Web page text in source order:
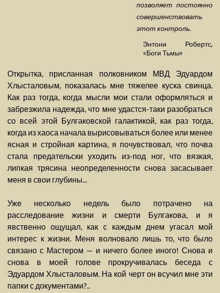
позволяет постоянно
совершенствовать
этот контроль.
Энтони Робертс,
«Боги Тьмы»
Открытка, присланная полковником МВД Эдуардом
Хлысталовым, показалась мне тяжелее куска свинца.
Как раз тогда, когда мысли мои стали оформляться и
забрезжила надежда, что мне удастся-таки разобраться
со всей этой Булгаковской галактикой, как раз тогда,
когда из хаоса начала вырисовываться более или менее
ясная и стройная картина, я почувствовал, что почва
стала предательски уходить из-под ног, что вязкая,
липкая трясина неопределенности снова засасывает
меня в свои глубины...
Уже несколько недель было потрачено на
расследование жизни и смерти Булгакова, и я
явственно ощущал, как с каждым днем угасал мой
интерес к жизни. Меня волновало лишь то, что было
связано с Мастером — и ничего более иного! Снова и
снова в моей голове прокручивалась беседа с
Эдуардом Хлысталовым. На кой черт он всучил мне эти
папки с документами?..